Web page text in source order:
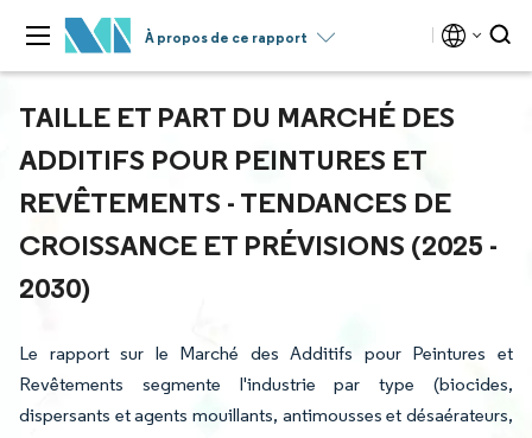
À propos de ce rapport
TAILLE ET PART DU MARCHÉ DES
ADDITIFS POUR PEINTURES ET
REVÊTEMENTS - TENDANCES DE
CROISSANCE ET PRÉVISIONS (2025 -
2030)
Le rapport sur le Marché des Additifs pour Peintures et
Revêtements segmente l'industrie par type (biocides,
dispersants et agents mouillants, antimousses et désaérateurs,